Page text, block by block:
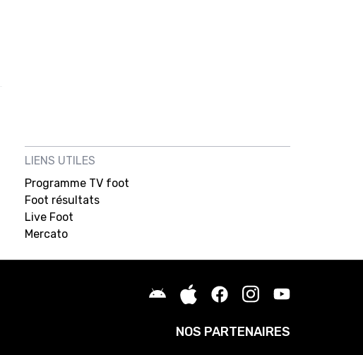
LIENS UTILES
Programme TV foot
Foot résultats
Live Foot
Mercato
NOS PARTENAIRES